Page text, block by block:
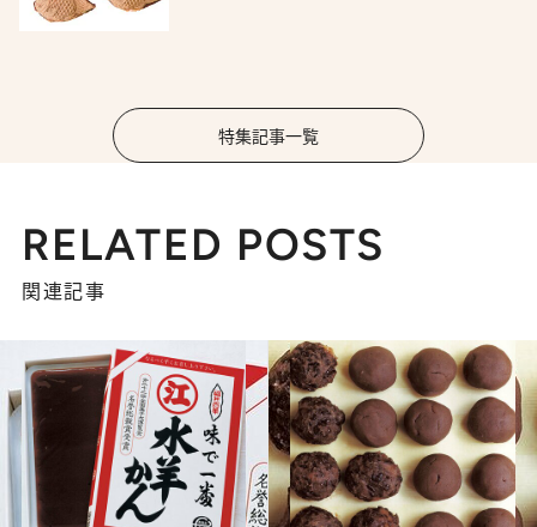
特集記事一覧
RELATED POSTS
関連記事